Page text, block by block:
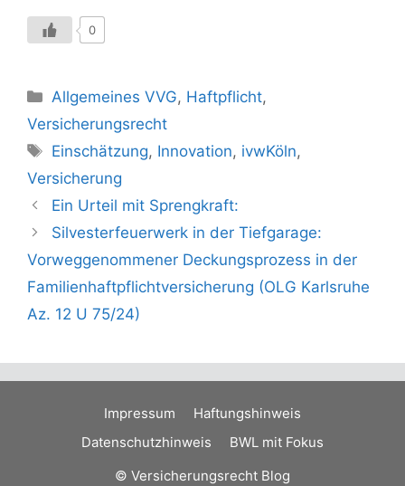
0
Kategorien
Allgemeines VVG, Haftpflicht,
Versicherungsrecht
Schlagwörter
Einschätzung, Innovation, ivwKöln,
Versicherung
Ein Urteil mit Sprengkraft:
Silvesterfeuerwerk in der Tiefgarage:
Vorweggenommener Deckungsprozess in der
Familienhaftpflichtversicherung (OLG Karlsruhe
Az. 12 U 75/24)
Impressum
Haftungshinweis
Datenschutzhinweis
BWL mit Fokus
© Versicherungsrecht Blog